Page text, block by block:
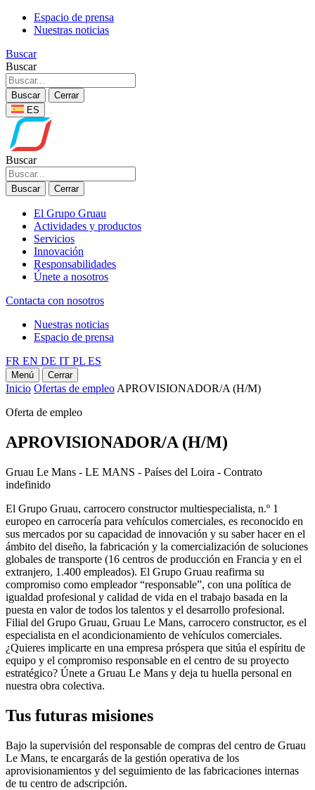
Espacio de prensa
Nuestras noticias
Buscar
Buscar
Buscar
Cerrar
ES
Buscar
Buscar Cerrar
El Grupo Gruau
Actividades y productos
Servicios
Innovación
Responsabilidades
Únete a nosotros
Contacta con nosotros
Nuestras noticias
Espacio de prensa
FR EN DE IT PL ES
Menú Cerrar
Inicio Ofertas de empleo APROVISIONADOR/A (H/M)
Oferta de empleo
APROVISIONADOR/A (H/M)
Gruau Le Mans - LE MANS - Países del Loira - Contrato
indefinido
El Grupo Gruau, carrocero constructor multiespecialista, n.º 1
europeo en carrocería para vehículos comerciales, es reconocido en
sus mercados por su capacidad de innovación y su saber hacer en el
ámbito del diseño, la fabricación y la comercialización de soluciones
globales de transporte (16 centros de producción en Francia y en el
extranjero, 1.400 empleados). El Grupo Gruau reafirma su
compromiso como empleador “responsable”, con una política de
igualdad profesional y calidad de vida en el trabajo basada en la
puesta en valor de todos los talentos y el desarrollo profesional.
Filial del Grupo Gruau, Gruau Le Mans, carrocero constructor, es el
especialista en el acondicionamiento de vehículos comerciales.
¿Quieres implicarte en una empresa próspera que sitúa el espíritu de
equipo y el compromiso responsable en el centro de su proyecto
estratégico? Únete a Gruau Le Mans y deja tu huella personal en
nuestra obra colectiva.
Tus futuras misiones
Bajo la supervisión del responsable de compras del centro de Gruau
Le Mans, te encargarás de la gestión operativa de los
aprovisionamientos y del seguimiento de las fabricaciones internas
de tu centro de adscripción.